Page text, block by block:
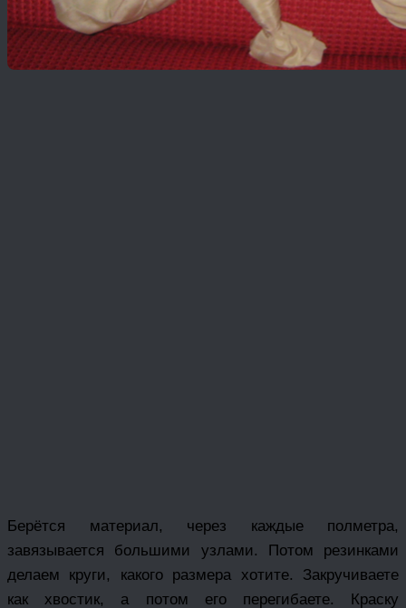
Берётся материал, через каждые полметра,
завязывается большими узлами. Потом резинками
делаем круги, какого размера хотите. Закручиваете
как хвостик, а потом его перегибаете. Краску